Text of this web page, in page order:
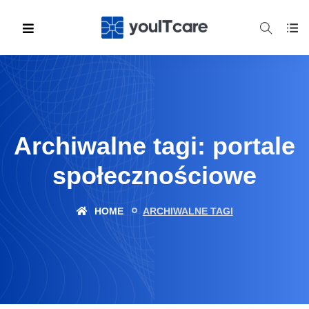
Archiwalne tagi: portale
społecznościowe
HOME ARCHIWALNE TAGI